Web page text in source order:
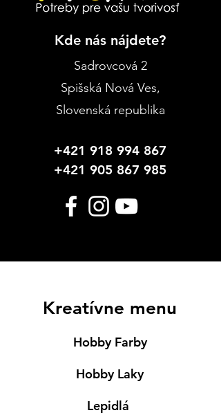
Kde nás nájdete?
Sadrovcová 2
Spišská Nová Ves,
Slovenská republika
+421 918 994 867
+421 905 867 985
Kreatívne menu
Hobby Farby
Hobby Laky
Lepidlá